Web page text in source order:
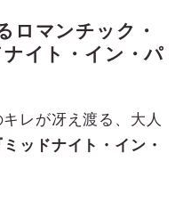
ロマンチック・
イト・イン・パ
レが冴え渡る、大人
ミッドナイト・イン・